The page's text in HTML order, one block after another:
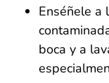
Enséñele a
boca y a